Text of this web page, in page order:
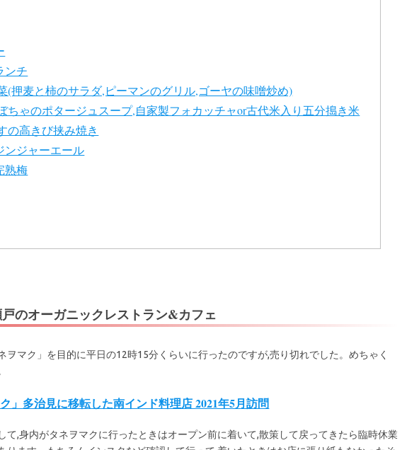
ンチ
(押麦と柿のサラダ,ピーマンのグリル,ゴーヤの味噌炒め)
ちゃのポタージュスープ,自家製フォカッチャor古代米入り五分搗き米
の高きび挟み焼き
ンジャーエール
熟梅
のオーガニックレストラン&カフェ
ヲマク」を目的に平日の12時15分くらいに行ったのですが,売り切れでした。めちゃく
」多治見に移転した南インド料理店 2021年5月訪問
て,身内がタネヲマクに行ったときはオープン前に着いて,散策して戻ってきたら臨時休業